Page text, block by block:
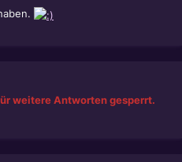
weitere Antworten gesperrt.